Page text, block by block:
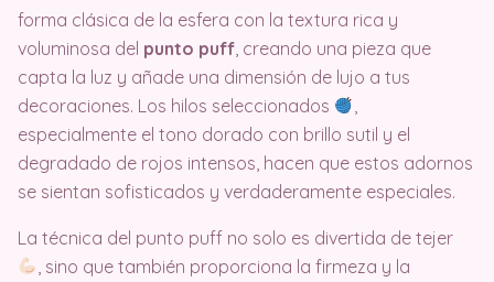
forma clásica de la esfera con la textura rica y
voluminosa del punto puff , creando una pieza que
capta la luz y añade una dimensión de lujo a tus
decoraciones. Los hilos seleccionados
especialmente el tono dorado con brillo sutil y el
degradado de rojos intensos, hacen que estos adornos
se sientan sofisticados y verdaderamente especiales.
La técnica del punto puff no solo es divertida de tejer
, sino que también proporciona la firmeza y la